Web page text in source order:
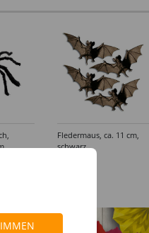
Fledermaus, ca. 11 cm,
schwarz